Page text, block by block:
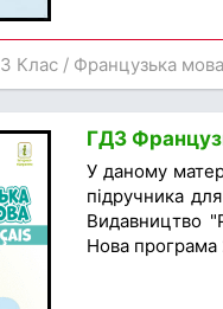
3 Клас / Французька мова
ГДЗ
У даному
підручника
Видавництво
Нова програма